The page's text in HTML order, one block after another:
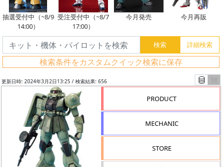
抽選受付中（~8/9
14:00）
受注受付中（~8/7
17:00）
今月発売 今月再販
検索条件をカスタムクイック検索に保存
更新日時: 2024年3月2日13:25 / 検索結果: 656
PRODUCT
MECHANIC
STORE